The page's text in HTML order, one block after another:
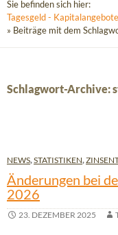
Sie befinden sich hier:
Tagesgeld -
» Beiträge mit dem
Schlagwort-Archive:
NEWS,STATISTIKEN,
Änderungen bei
2026
23. DEZEMBER 2025